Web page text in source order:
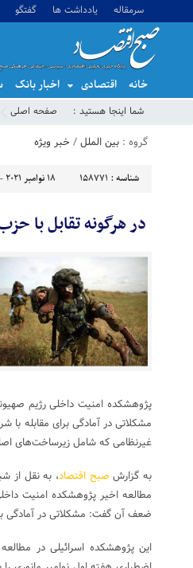
سرمقاله یادداشت ها گفتگو
خانه اقتصادی اخبار بانک
شما اینجا هستید : صفحه اصلی
گروه : بین الملل/ خبر ویژه
شناسه : 158771 18 نوامبر 2021 - 12:08
در هرگونه تقابل با
پژوهشکده امنیت داخلی رژیم
مشکلاتی در آمادگی برای مقابله با
غیرنظامی که شامل زیرساخت‌های
به گزارش صبح اقتصاد، به نقل از
مطالعه اخیر پژوهشکده امنیت
ضعف آن گفت: مشکلاتی در آمادگی
این پژوهشکده اسرائیلی در